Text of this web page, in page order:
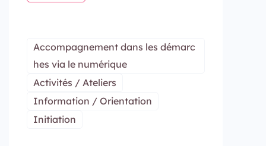
Accompagnement dans les démarc
hes via le numérique
Activités / Ateliers
Information / Orientation
Initiation